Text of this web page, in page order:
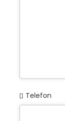
Contact
Email *
Telefon